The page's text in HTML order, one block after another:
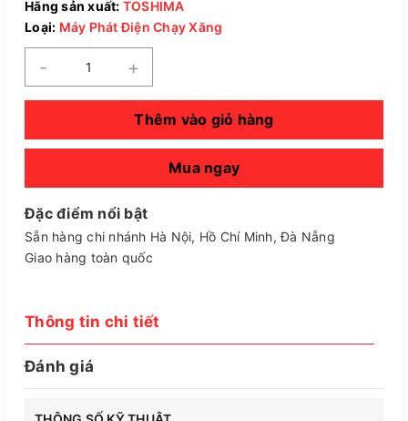
Hãng sản xuất: TOSHIMA
Loại: Máy Phát Điện Chạy Xăng
- +
Thêm vào giỏ hàng
Mua ngay
Đặc điểm nổi bật
Sẵn hàng chi nhánh Hà Nội, Hồ Chí Minh, Đà Nẵng
Giao hàng toàn quốc
Thông tin chi tiết
Đánh giá